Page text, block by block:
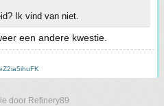
Ik vind van niet.
een andere kwestie.
door Refinery89